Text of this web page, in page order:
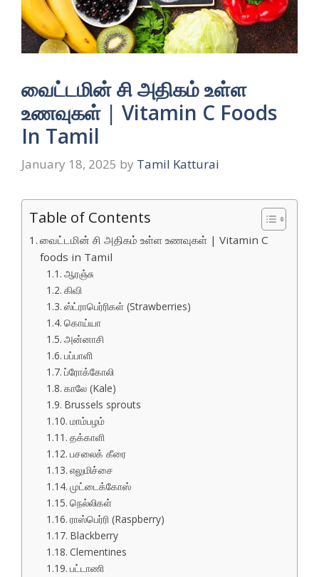
வைட்டமின் சி அதிகம் உள்ள
உணவுகள் | Vitamin C Foods
In Tamil
January 18, 2025 by Tamil Katturai
Table of Contents
வைட்டமின் சி அதிகம் உள்ள உணவுகள் | Vitamin C
foods in Tamil
ஆரஞ்சு
கிவி
ஸ்ட்ராபெர்ரிகள் (Strawberries)
கொய்யா
அன்னாசி
பப்பாளி
ப்ரோக்கோலி
காலே (Kale)
Brussels sprouts
மாம்பழம்
தக்காளி
பசலைக் கீரை
எலுமிச்சை
முட்டைக்கோஸ்
நெல்லிகள்
ராஸ்பெர்ரி (Raspberry)
Blackberry
Clementines
பட்டாணி